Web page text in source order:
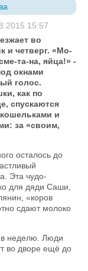
15:57
во
и четверг. «Мо-
та-на, яйца!» -
окнами
голос.
как по
спускаются
и
за «своим,
осталось до
Эта чудо-
для дяди Саши,
«коров
сдают молоко
в неделю. Люди
во дворе ещё до